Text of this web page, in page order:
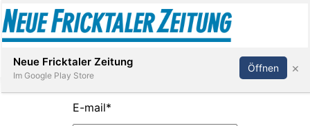
Abonnieren Anmelden
E-mail*
Neue Fricktaler Zeitung
Im Google Play Store
Öffnen ×